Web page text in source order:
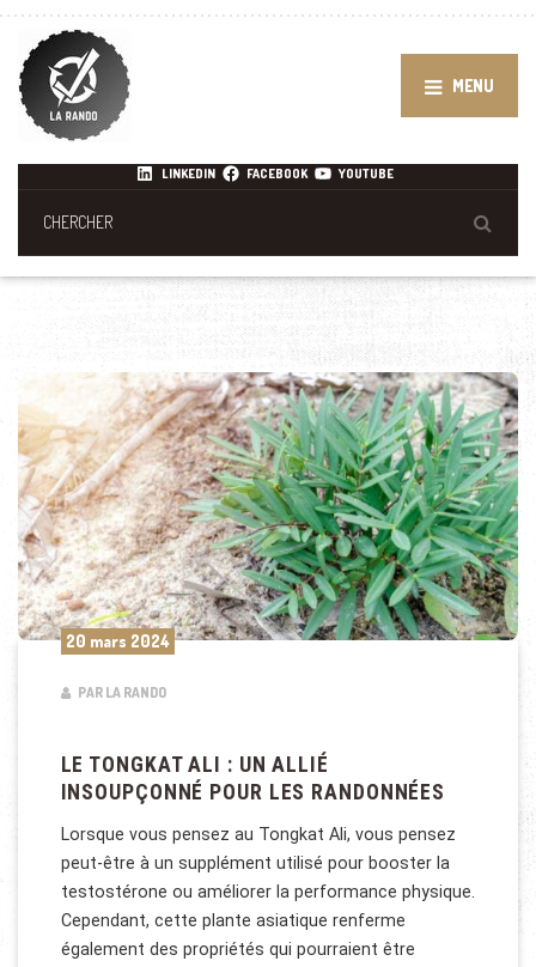
MENU
LINKEDIN FACEBOOK YOUTUBE
20 mars 2024
PAR LA RANDO
LE TONGKAT ALI : UN ALLIÉ
INSOUPÇONNÉ POUR LES RANDONNÉES
Lorsque vous pensez au Tongkat Ali, vous pensez
peut-être à un supplément utilisé pour booster la
testostérone ou améliorer la performance physique.
Cependant, cette plante asiatique renferme
également des propriétés qui pourraient être